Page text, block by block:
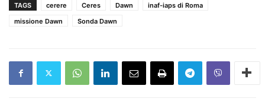
TAGS cerere Ceres Dawn
inaf-iaps di Roma
missione Dawn
Sonda Dawn